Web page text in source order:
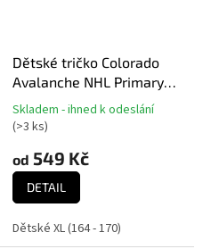
Dětské tričko Colorado
Avalanche NHL Primary
Logo Tee
Průměrné
hodnocení
produktu
je
5,0
z
5
hvězdiček.
Skladem - ihned k odeslání
(>3 ks)
od 549 Kč
DETAIL
Dětské XL (164 - 170)